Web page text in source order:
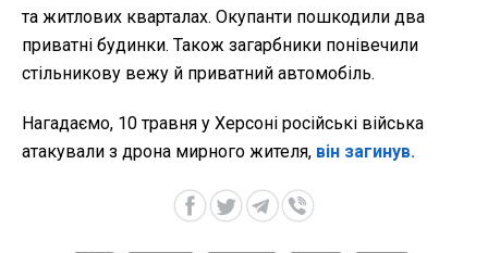
та житлових кварталах. Окупанти пошкодили два
приватні будинки. Також загарбники понівечили
стільникову вежу й приватний автомобіль.
Нагадаємо, 10 травня у Херсоні російські війська
атакували з дрона мирного жителя, він загинув.